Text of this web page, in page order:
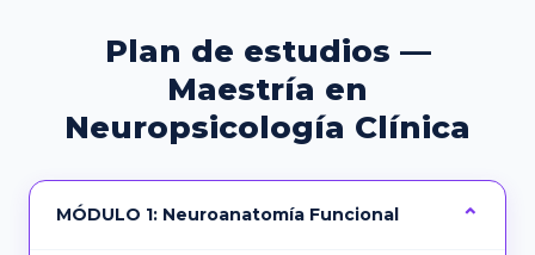
Plan de estudios —
Maestría en
Neuropsicología Clínica
MÓDULO 1: Neuroanatomía Funcional